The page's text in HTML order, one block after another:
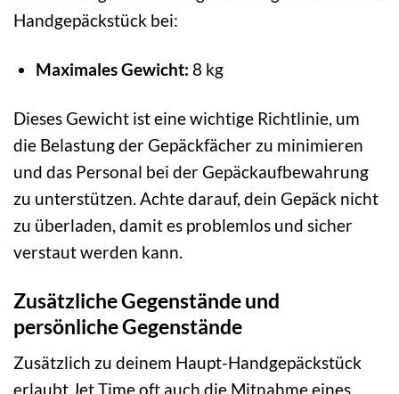
Handgepäckstück bei:
Maximales Gewicht: 8 kg
Dieses Gewicht ist eine wichtige Richtlinie, um
die Belastung der Gepäckfächer zu minimieren
und das Personal bei der Gepäckaufbewahrung
zu unterstützen. Achte darauf, dein Gepäck nicht
zu überladen, damit es problemlos und sicher
verstaut werden kann.
Zusätzliche Gegenstände und
persönliche Gegenstände
Zusätzlich zu deinem Haupt-Handgepäckstück
erlaubt Jet Time oft auch die Mitnahme eines